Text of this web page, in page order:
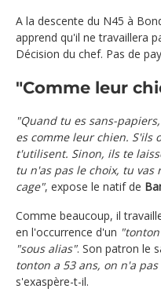
A la descente du N45 à
apprend qu'il ne travaillera
Décision du chef. Pas de
"Comme leur
"Quand tu es sans-
es comme leur chien. S'ils
t'utilisent. Sinon, ils te
tu n'as pas le choix, tu
cage", expose le natif de
Comme beaucoup, il
en l'occurrence d'un
"sous alias". Son patron le
tonton a 53 ans, on n'a
s'exaspère-t-il.